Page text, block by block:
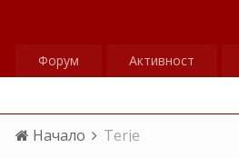
Форум Активност
Начало Terje